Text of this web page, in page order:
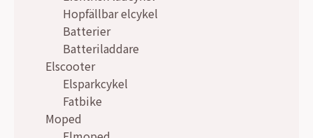
Hopfällbar elcykel
Batterier
Batteriladdare
Elscooter
Elsparkcykel
Fatbike
Moped